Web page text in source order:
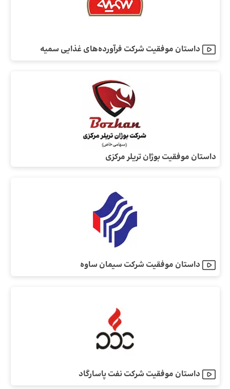
داستان موفقیت شرکت فرآورده‌های غذایی سمیه
داستان موفقیت بوژان تریلر مرکزی
داستان موفقیت شرکت سیمان ساوه
داستان موفقیت شرکت نفت پاسارگاد